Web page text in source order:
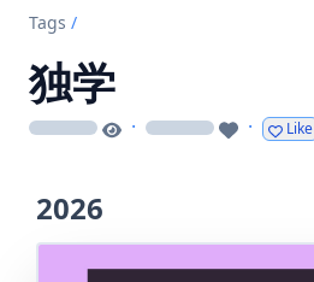
Tags /
独学
loading · loading · Like
2026